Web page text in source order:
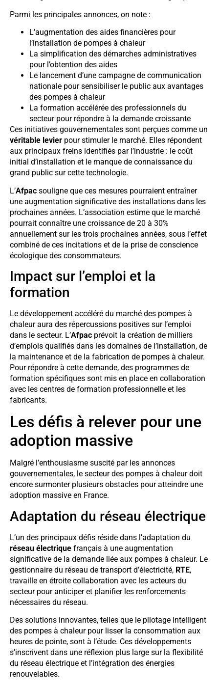
Parmi les principales annonces, on note :
L’augmentation des aides financières pour
l’installation de pompes à chaleur
La simplification des démarches administratives
pour l’obtention des aides
Le lancement d’une campagne de communication
nationale pour sensibiliser le public aux avantages
des pompes à chaleur
La formation accélérée des professionnels du
secteur pour répondre à la demande croissante
Ces initiatives gouvernementales sont perçues comme un
véritable levier pour stimuler le marché. Elles répondent
aux principaux freins identifiés par l’industrie : le coût
initial d’installation et le manque de connaissance du
grand public sur cette technologie.
L’Afpac souligne que ces mesures pourraient entraîner
une augmentation significative des installations dans les
prochaines années. L’association estime que le marché
pourrait connaître une croissance de 20 à 30%
annuellement sur les trois prochaines années, sous l’effet
combiné de ces incitations et de la prise de conscience
écologique des consommateurs.
Impact sur l’emploi et la
formation
Le développement accéléré du marché des pompes à
chaleur aura des répercussions positives sur l’emploi
dans le secteur. L’Afpac prévoit la création de milliers
d’emplois qualifiés dans les domaines de l’installation, de
la maintenance et de la fabrication de pompes à chaleur.
Pour répondre à cette demande, des programmes de
formation spécifiques sont mis en place en collaboration
avec les centres de formation professionnelle et les
fabricants.
Les défis à relever pour une
adoption massive
Malgré l’enthousiasme suscité par les annonces
gouvernementales, le secteur des pompes à chaleur doit
encore surmonter plusieurs obstacles pour atteindre une
adoption massive en France.
Adaptation du réseau électrique
L’un des principaux défis réside dans l’adaptation du
réseau électrique français à une augmentation
significative de la demande liée aux pompes à chaleur. Le
gestionnaire du réseau de transport d’électricité, RTE,
travaille en étroite collaboration avec les acteurs du
secteur pour anticiper et planifier les renforcements
nécessaires du réseau.
Des solutions innovantes, telles que le pilotage intelligent
des pompes à chaleur pour lisser la consommation aux
heures de pointe, sont à l’étude. Ces développements
s’inscrivent dans une réflexion plus large sur la flexibilité
du réseau électrique et l’intégration des énergies
renouvelables.